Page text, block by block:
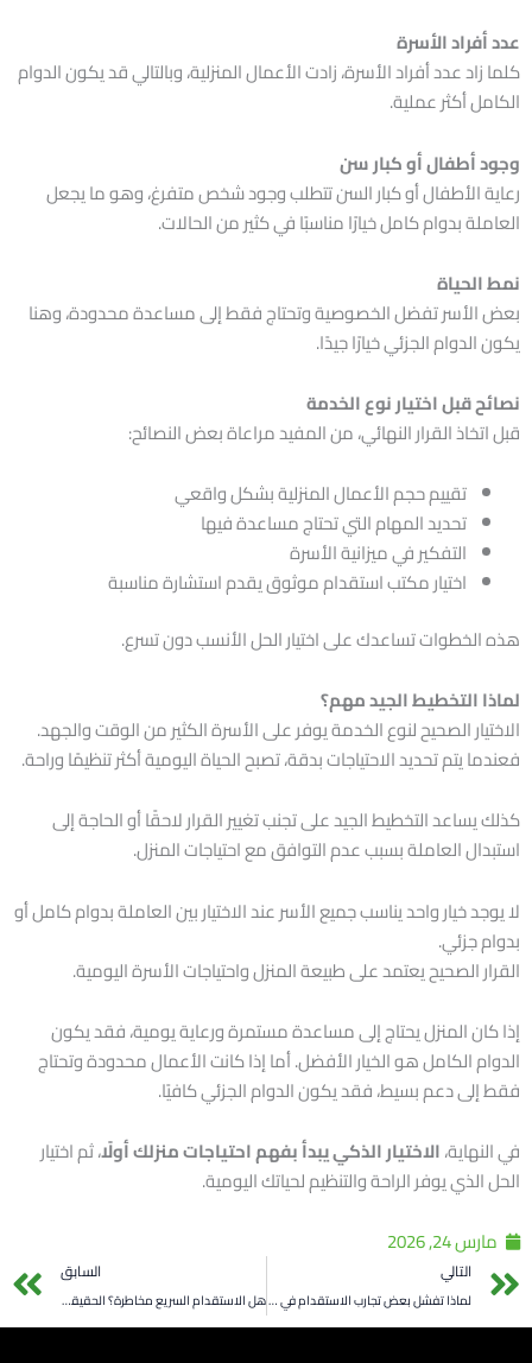
عدد أفراد الأسرة
كلما زاد عدد أفراد الأسرة، زادت الأعمال المنزلية، وبالتالي قد يكون الدوام
الكامل أكثر عملية.
وجود أطفال أو كبار سن
رعاية الأطفال أو كبار السن تتطلب وجود شخص متفرغ، وهو ما يجعل
العاملة بدوام كامل خيارًا مناسبًا في كثير من الحالات.
نمط الحياة
بعض الأسر تفضل الخصوصية وتحتاج فقط إلى مساعدة محدودة، وهنا
يكون الدوام الجزئي خيارًا جيدًا.
نصائح قبل اختيار نوع الخدمة
قبل اتخاذ القرار النهائي، من المفيد مراعاة بعض النصائح:
تقييم حجم الأعمال المنزلية بشكل واقعي
تحديد المهام التي تحتاج مساعدة فيها
التفكير في ميزانية الأسرة
اختيار مكتب استقدام موثوق يقدم استشارة مناسبة
هذه الخطوات تساعدك على اختيار الحل الأنسب دون تسرع.
لماذا التخطيط الجيد مهم؟
الاختيار الصحيح لنوع الخدمة يوفر على الأسرة الكثير من الوقت والجهد.
فعندما يتم تحديد الاحتياجات بدقة، تصبح الحياة اليومية أكثر تنظيمًا وراحة.
كذلك يساعد التخطيط الجيد على تجنب تغيير القرار لاحقًا أو الحاجة إلى
استبدال العاملة بسبب عدم التوافق مع احتياجات المنزل.
لا يوجد خيار واحد يناسب جميع الأسر عند الاختيار بين العاملة بدوام كامل أو
بدوام جزئي.
القرار الصحيح يعتمد على طبيعة المنزل واحتياجات الأسرة اليومية.
إذا كان المنزل يحتاج إلى مساعدة مستمرة ورعاية يومية، فقد يكون
الدوام الكامل هو الخيار الأفضل. أما إذا كانت الأعمال محدودة وتحتاج
فقط إلى دعم بسيط، فقد يكون الدوام الجزئي كافيًا.
في النهاية،الاختيار الذكي يبدأ بفهم احتياجات منزلك أولًا، ثم اختيار
الحل الذي يوفر الراحة والتنظيم لحياتك اليومية.
مارس 24, 2026
Prev
التالي
لماذا تفشل بعض تجارب الاستقدام في السعودية؟ وكيف تتجنب المشكلة من البداية
السابق
هل الاستقدام السريع مخاطرة؟ الحقيقة التي لا يخبرك بها أحد قبل التعاقد